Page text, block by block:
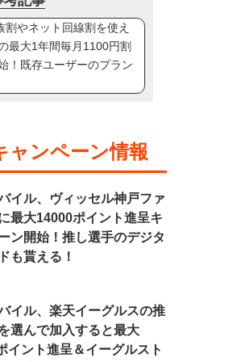
割やネット回線割を使え
最大1年間毎月1100円割
！既存ユーザーのプラン
ャンペーン情報
イル、ヴィッセル神戸ファ
最大14000ポイント進呈キ
ン開始！推し選手のデジタ
も貰える！
イル、楽天イーグルスの推
選んで加入すると最大
イント進呈＆イーグルスト